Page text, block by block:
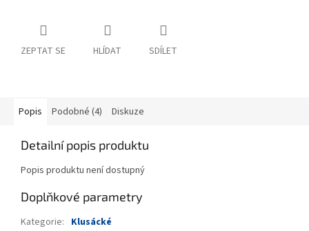
ZEPTAT SE HLÍDAT SDÍLET
Popis Podobné (4) Diskuze
Detailní popis produktu
Popis produktu není dostupný
Doplňkové parametry
Kategorie: Klusácké